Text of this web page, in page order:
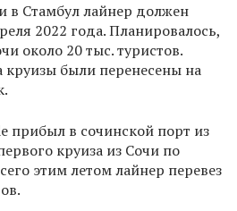
в Стамбул лайнер должен
2022 года. Планировалось,
около 20 тыс. туристов.
круизы были перенесены на
прибыл в сочинской порт из
круиза из Сочи по
этим летом лайнер перевез